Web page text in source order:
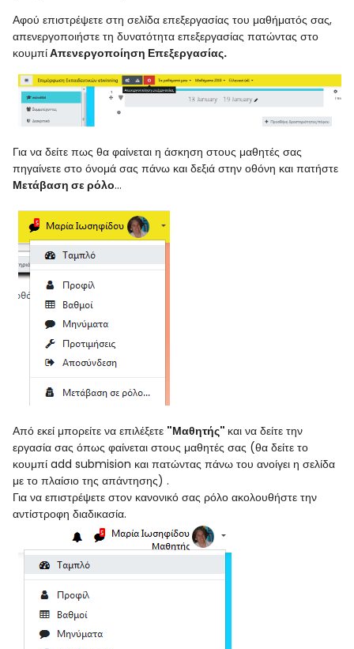
Αφού επιστρέψετε στη σελίδα επεξεργασίας του μαθήματός σας,
απενεργοποιήστε τη δυνατότητα επεξεργασίας πατώντας στο
κουμπίΑπενεργοποίηση Επεξεργασίας.
Για να δείτε πως θα φαίνεται η άσκηση στους μαθητές σας
πηγαίνετε στο όνομά σας πάνω και δεξιά στην οθόνη και πατήστε
Μετάβαση σε ρόλο...
Από εκεί μπορείτε να επιλέξετε "Μαθητής" και να δείτε την
εργασία σας όπως φαίνεται στους μαθητές σας (θα δείτε το
κουμπί add submision και πατώντας πάνω του ανοίγει η σελίδα
με το πλαίσιο της απάντησης) .
Για να επιστρέψετε στον κανονικό σας ρόλο ακολουθήστε την
αντίστροφη διαδικασία.